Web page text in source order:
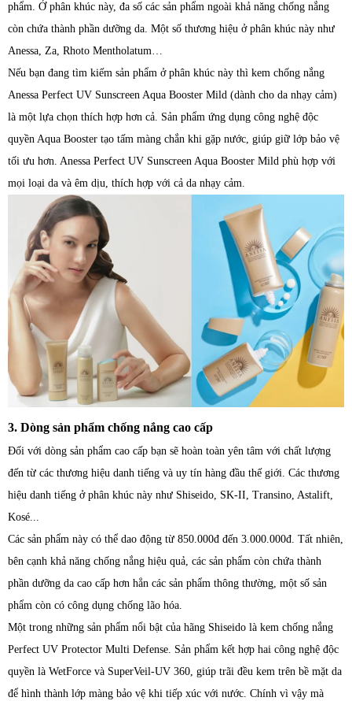
phẩm. Ở phân khúc này, đa số các sản phẩm ngoài khả năng chống nắng
còn chứa thành phần dưỡng da. Một số thương hiệu ở phân khúc này như
Anessa, Za, Rhoto Mentholatum…
Nếu bạn đang tìm kiếm sản phẩm ở phân khúc này thì kem chống nắng
Anessa Perfect UV Sunscreen Aqua Booster Mild (dành cho da nhạy cảm)
là một lựa chọn thích hợp hơn cả. Sản phẩm ứng dụng công nghệ độc
quyền Aqua Booster tạo tấm màng chắn khi gặp nước, giúp giữ lớp bảo vệ
tối ưu hơn. Anessa Perfect UV Sunscreen Aqua Booster Mild phù hợp với
mọi loại da và êm dịu, thích hợp với cả da nhạy cảm.
3. Dòng sản phẩm chống nắng cao cấp
Đối với dòng sản phẩm cao cấp bạn sẽ hoàn toàn yên tâm với chất lượng
đến từ các thương hiệu danh tiếng và uy tín hàng đầu thế giới. Các thương
hiệu danh tiếng ở phân khúc này như Shiseido, SK-II, Transino, Astalift,
Kosé...
Các sản phẩm này có thể dao động từ 850.000đ đến 3.000.000đ. Tất nhiên,
bên cạnh khả năng chống nắng hiệu quả, các sản phẩm còn chứa thành
phần dưỡng da cao cấp hơn hẳn các sản phẩm thông thường, một số sản
phẩm còn có công dụng chống lão hóa.
Một trong những sản phẩm nổi bật của hãng Shiseido là kem chống nắng
Perfect UV Protector Multi Defense. Sản phẩm kết hợp hai công nghệ độc
quyền là WetForce và SuperVeil-UV 360, giúp trãi đều kem trên bề mặt da
để hình thành lớp màng bảo vệ khi tiếp xúc với nước. Chính vì vậy mà